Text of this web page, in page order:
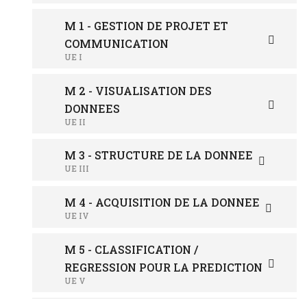
M 1 - GESTION DE PROJET ET
COMMUNICATION
UE I
M 2 - VISUALISATION DES
DONNEES
UE II
M 3 - STRUCTURE DE LA DONNEE
UE III
M 4 - ACQUISITION DE LA DONNEE
UE IV
M 5 - CLASSIFICATION /
REGRESSION POUR LA PREDICTION
UE V